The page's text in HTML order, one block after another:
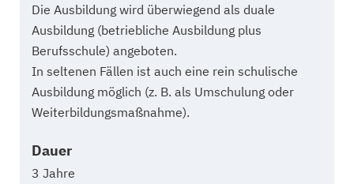
Die Ausbildung wird überwiegend als duale
Ausbildung (betriebliche Ausbildung plus
Berufsschule) angeboten.
In seltenen Fällen ist auch eine rein schulische
Ausbildung möglich (z. B. als Umschulung oder
Weiterbildungsmaßnahme).
Dauer
3 Jahre